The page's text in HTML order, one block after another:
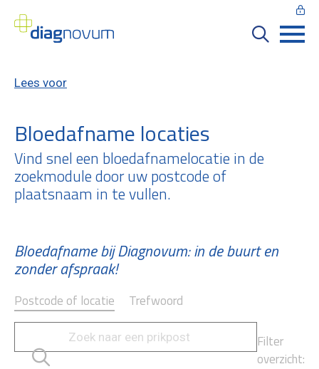
Lees voor
Bloedafname locaties
Vind snel een bloedafnamelocatie in de
zoekmodule door uw postcode of
plaatsnaam in te vullen.
Bloedafname bij Diagnovum: in de buurt en
zonder afspraak!
Postcode of locatie Trefwoord
Filter
overzicht: